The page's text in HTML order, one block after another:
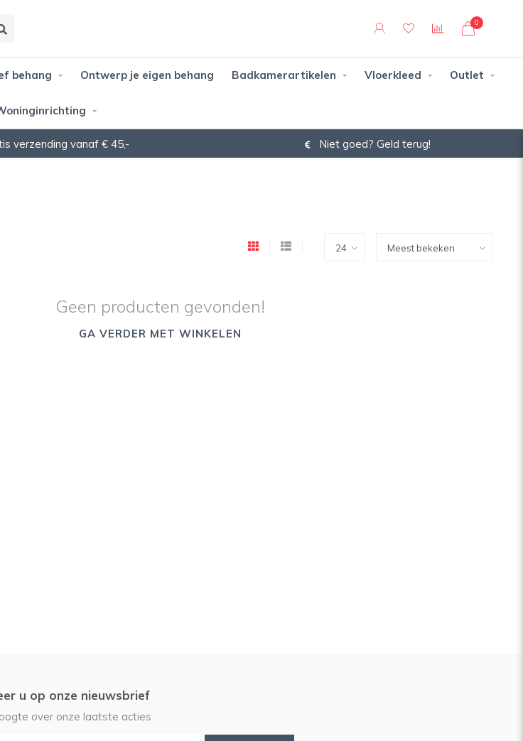
0
behang Ontwerp je eigen behang Badkamerartikelen Vloerkleed Outlet
verzending vanaf € 45,- Niet goed? Geld terug!
Geen producten gevonden!
GA VERDER MET WINKELEN
u op onze nieuwsbrief
over onze laatste acties